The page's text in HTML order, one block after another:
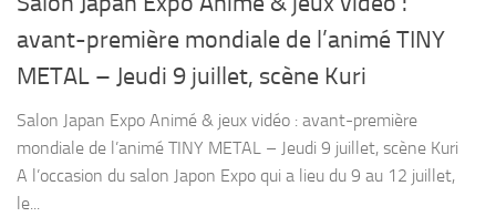
avant-première mondiale de l’animé TINY
METAL – Jeudi 9 juillet, scène Kuri
Salon Japan Expo Animé & jeux vidéo : avant-première
mondiale de l’animé TINY METAL – Jeudi 9 juillet, scène Kuri
A l’occasion du salon Japon Expo qui a lieu du 9 au 12 juillet,
le...